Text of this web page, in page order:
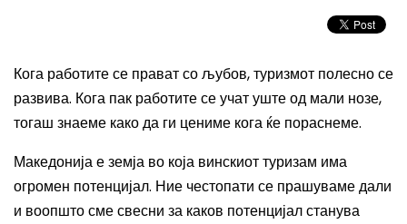
Кога работите се прават со љубов, туризмот полесно се
развива. Кога пак работите се учат уште од мали нозе,
тогаш знаеме како да ги цениме кога ќе пораснеме.
Македонија е земја во која винскиот туризам има
огромен потенцијал. Ние честопати се прашуваме дали
и воопшто сме свесни за каков потенцијал станува